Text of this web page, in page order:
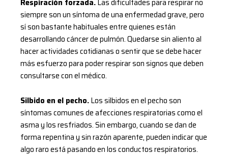
siempre son un síntoma de una enfermedad grave, pero
sí son bastante habituales entre quienes están
desarrollando cáncer de pulmón. Quedarse sin aliento al
hacer actividades cotidianas o sentir que se debe hacer
más esfuerzo para poder respirar son signos que deben
consultarse con el médico.
Silbido en el pecho.Los silbidos en el pecho son
síntomas comunes de afecciones respiratorias como el
asma y los resfriados. Sin embargo, cuando se dan de
forma repentina y sin razón aparente, pueden indicar que
algo raro está pasando en los conductos respiratorios.